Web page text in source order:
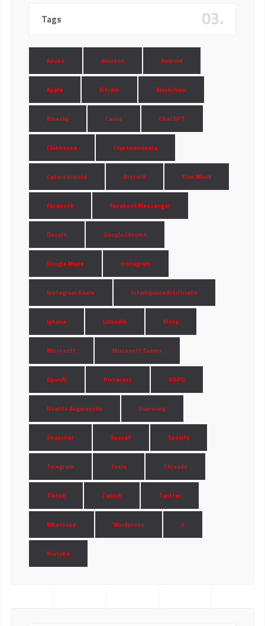
Tags 03.
Adobe Amazon Android
Apple Bitcoin Blockchain
Bluesky Canva ChatGPT
Clubhouse Cryptomonnaie
Cybersécurité Discord Elon Musk
Facebook Facebook Messenger
Google Google Chrome
Google Maps Instagram
Instagram Réels Intelligence Artificielle
Iphone LinkedIn Meta
Microsoft Microsoft Teams
OpenAI Pinterest RGPD
Réalité Augmentée Samsung
Snapchat SpaceX Spotify
Telegram Tesla Threads
Tiktok Twitch Twitter
Whatsapp Wordpress X
Youtube